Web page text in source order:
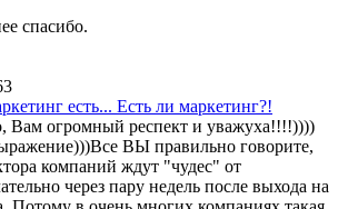
спасибо.
есть... Есть ли маркетинг?!
Вам огромный респект и уважуха!!!!))))
ВЫ правильно говорите,
компаний ждут "чудес" от
через пару недель после выхода на